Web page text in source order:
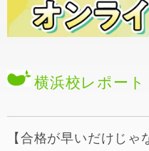
横浜校レポート
【合格が早いだけじ